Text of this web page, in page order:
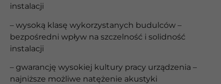
instalacji
– wysoką klasę wykorzystanych budulców –
bezpośredni wpływ na szczelność i solidność
instalacji
– gwarancję wysokiej kultury pracy urządzenia –
najniższe możliwe natężenie akustyki